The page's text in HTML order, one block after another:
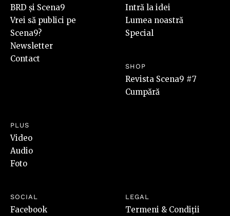
BRD și Scena9
Vrei să publici pe
Scena9?
Newsletter
Contact
Intră la idei
Lumea noastră
Special
SHOP
Revista Scena9 #7
Cumpără
PLUS
Video
Audio
Foto
SOCIAL
Facebook
LEGAL
Termeni & Condiții